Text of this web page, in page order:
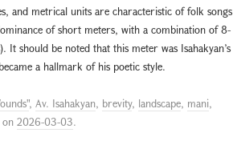
and metrical units are characteristic of folk songs
of short meters, with a combination of 8-
should be noted that this meter was Isahakyan’s
a hallmark of his poetic style.
, Av. Isahakyan, brevity, landscape, mani,
on 2026-03-03.